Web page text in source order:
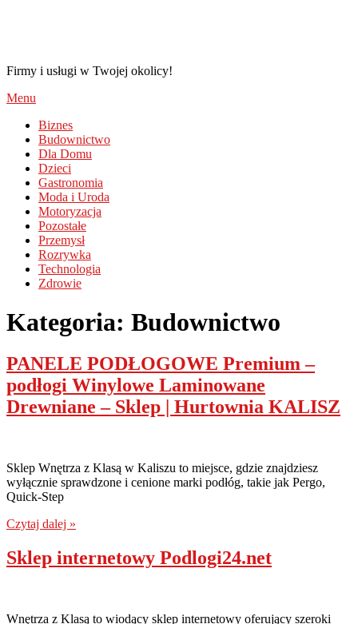
Firmy i usługi w Twojej okolicy!
Menu
Biznes
Budownictwo
Dla Domu
Dzieci
Gastronomia
Moda i Uroda
Motoryzacja
Pozostałe
Przemysł
Rozrywka
Technologia
Zdrowie
Kategoria: Budownictwo
PANELE PODŁOGOWE Premium –
podłogi Winylowe Laminowane
Drewniane – Sklep | Hurtownia KALISZ
Sklep Wnętrza z Klasą w Kaliszu to miejsce, gdzie znajdziesz
wyłącznie sprawdzone i cenione marki podłóg, takie jak Pergo,
Quick-Step
Czytaj dalej »
Sklep internetowy Podlogi24.net
Wnętrza z Klasą to wiodący sklep internetowy oferujący szeroki